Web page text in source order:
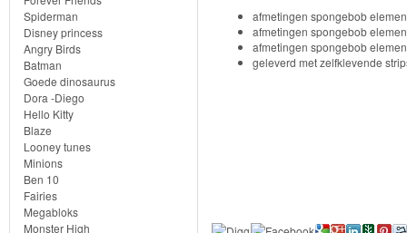
Shimmer
&
Shine
Little
Dutch
PJ
Masks
afmetingen spongebob
afmetingen spongebob
afmetingen spongebob
geleverd met zelfklevende
Spiderman
Disney princess
Angry Birds
Batman
Goede dinosaurus
Dora -Diego
Hello Kitty
Blaze
Looney tunes
Minions
Ben 10
Fairies
Megabloks
Monster High